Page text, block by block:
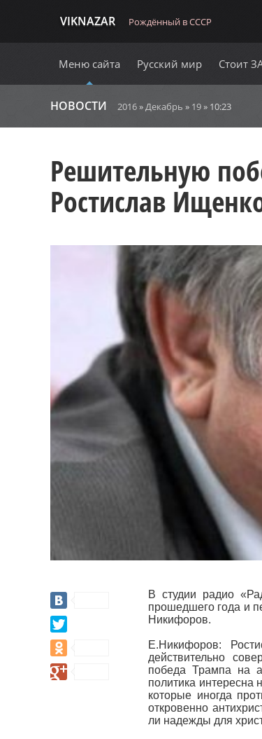
VIKNAZAR Рождённый в СССР
Меню сайта Русский мир Стоит
НОВОСТИ 2016»Декабрь » 19» 10:23
Решительную
Ростислав
В студии радио
прошедшего года и
Никифоров.
Е.Никифоров:
действительно
победа Трампа на
политика интересна
которые иногда
откровенно
ли надежды для
03.04.2017, 09:17
"Мама, у нас
акции 2 апреля
"кучки"